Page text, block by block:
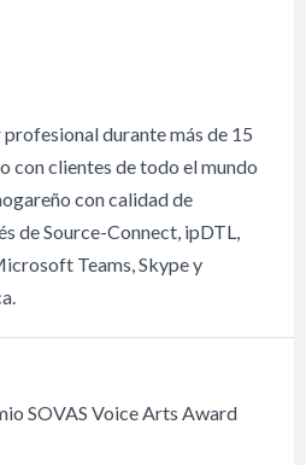
durante más de 15
con clientes de todo el mundo
con calidad de
de Source-Connect, ipDTL,
Teams, Skype y
SOVAS Voice Arts Award